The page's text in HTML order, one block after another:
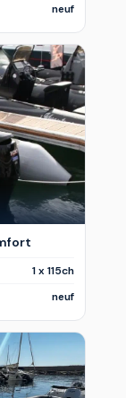
neuf
1 x 115ch
neuf